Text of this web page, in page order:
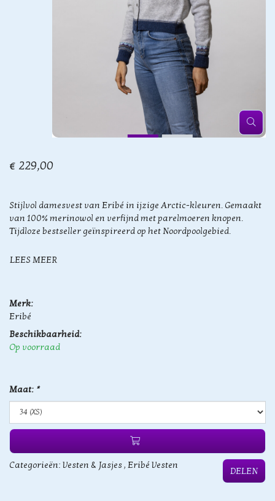
€ 229,00
Stijlvol damesvest van Eribé in ijzige Arctic-kleuren. Gemaakt
van 100% merinowol en verfijnd met parelmoeren knopen.
Tijdloze bestseller geïnspireerd op het Noordpoolgebied.
LEES MEER
Merk:
Eribé
Beschikbaarheid:
Op voorraad
Maat: *
Categorieën: Vesten & Jasjes, Eribé Vesten
DELEN